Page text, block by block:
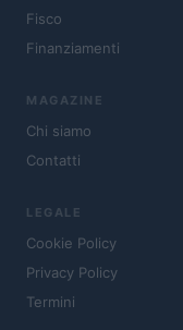
Fisco
Finanziamenti
MAGAZINE
Chi siamo
Contatti
LEGALE
Cookie Policy
Privacy Policy
Termini